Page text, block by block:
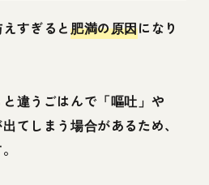
すぎると肥満の原因になり
違うごはんで「嘔吐」や
てしまう場合があるため、